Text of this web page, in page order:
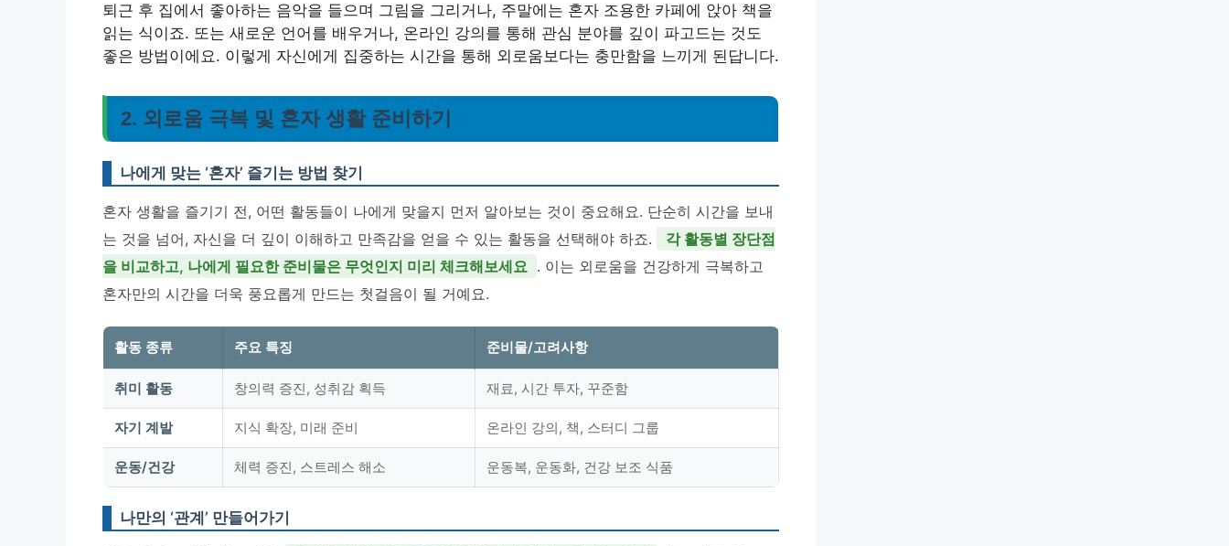
퇴근 후 집에서 좋아하는 음악을 들으며 그림을 그리거나, 주말에는 혼자 조용한 카페에 앉아 책을
읽는 식이죠. 또는 새로운 언어를 배우거나, 온라인 강의를 통해 관심 분야를 깊이 파고드는 것도
좋은 방법이에요. 이렇게 자신에게 집중하는 시간을 통해 외로움보다는 충만함을 느끼게 된답니다.
2. 외로움 극복 및 혼자 생활 준비하기
나에게 맞는 ‘혼자’ 즐기는 방법 찾기
혼자 생활을 즐기기 전, 어떤 활동들이 나에게 맞을지 먼저 알아보는 것이 중요해요. 단순히 시간을 보내
는 것을 넘어, 자신을 더 깊이 이해하고 만족감을 얻을 수 있는 활동을 선택해야 하죠.
각 활동별 장단점
을 비교하고, 나에게 필요한 준비물은 무엇인지 미리 체크해보세요 . 이는 외로움을 건강하게 극복하고
혼자만의 시간을 더욱 풍요롭게 만드는 첫걸음이 될 거예요.
활동 종류 주요 특징 준비물/고려사항
취미 활동 창의력 증진, 성취감 획득 재료, 시간 투자, 꾸준함
자기 계발 지식 확장, 미래 준비 온라인 강의, 책, 스터디 그룹
운동/건강 체력 증진, 스트레스 해소 운동복, 운동화, 건강 보조 식품
나만의 ‘관계’ 만들어가기